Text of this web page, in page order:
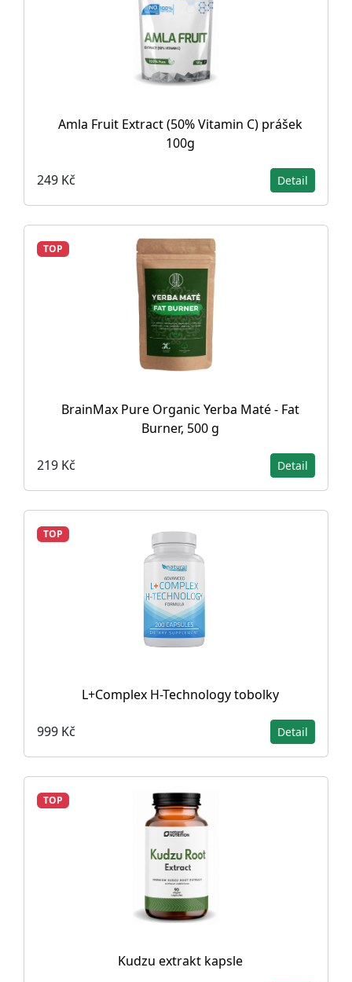
Amla Fruit Extract (50% Vitamin C) prášek
100g
249 Kč Detail
TOP
BrainMax Pure Organic Yerba Maté - Fat
Burner, 500 g
219 Kč Detail
TOP
L+Complex H-Technology tobolky
999 Kč Detail
TOP
Kudzu extrakt kapsle